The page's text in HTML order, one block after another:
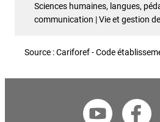
Sciences humaines, langues,
communication | Vie et gestion
Source : Cariforef - Code